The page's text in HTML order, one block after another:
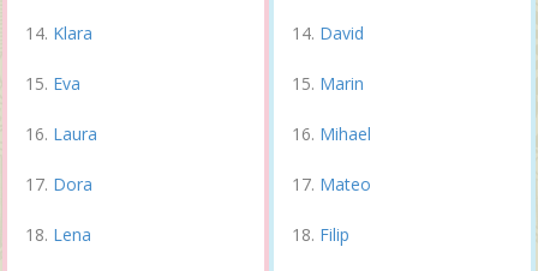
Klara
Eva
Laura
Dora
Lena
David
Marin
Mihael
Mateo
Filip